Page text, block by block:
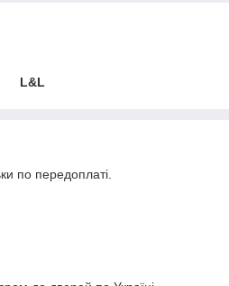
L&L
по передоплаті.